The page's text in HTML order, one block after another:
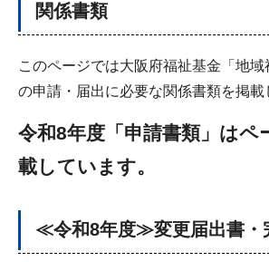
関係書類
このページでは大阪府福祉基金「地域
の申請・届出に必要な関係書類を掲載
令和8年度「申請書類」はペ
載しています。
≪令和8年度≫変更届出書・